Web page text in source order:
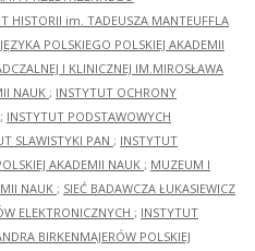
HISTORII im. TADEUSZA MANTEUFFLA
POLSKIEGO POLSKIEJ AKADEMII
I KLINICZNEJ IM.MIROSŁAWA
NAUK ; INSTYTUT OCHRONY
; INSTYTUT PODSTAWOWYCH
SLAWISTYKI PAN ; INSTYTUT
AKADEMII NAUK ; MUZEUM I
NAUK ; SIEĆ BADAWCZA ŁUKASIEWICZ
ELEKTRONICZNYCH ; INSTYTUT
BIRKENMAJERÓW POLSKIEJ